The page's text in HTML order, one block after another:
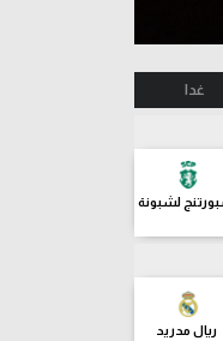
غدا
لشبونة
ريال مدريد